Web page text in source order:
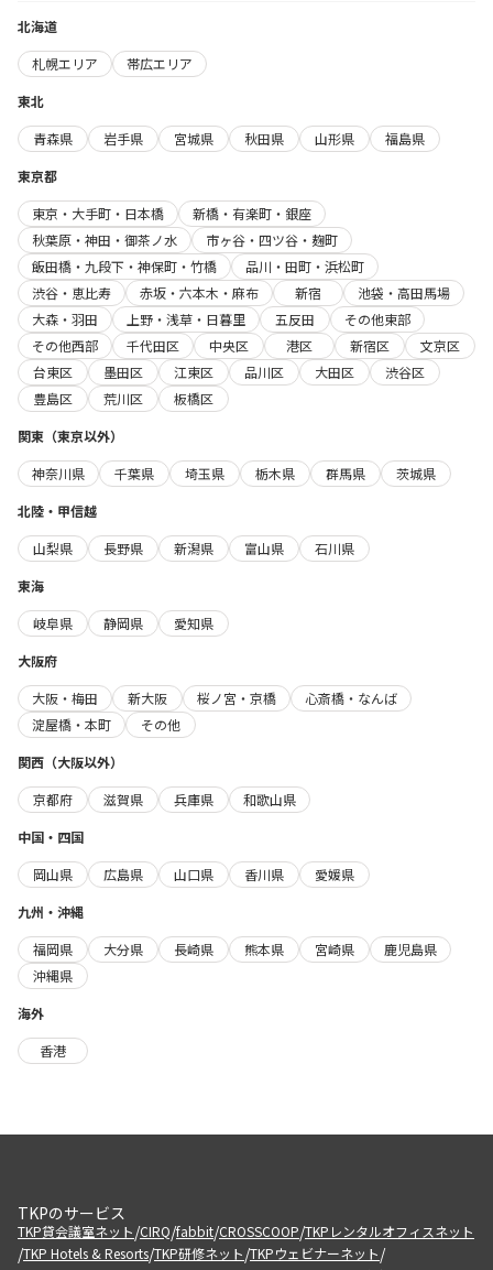
北海道
札幌エリア
帯広エリア
東北
青森県
岩手県 宮城県 秋田県 山形県
福島県
東京都
東京・大手町・日本橋
新橋・有楽町・銀座
秋葉原・神田・御茶ノ水
市ヶ谷・四ツ谷・麹町
飯田橋・九段下・神保町・竹橋
品川・田町・浜松町
渋谷・恵比寿
赤坂・六本木・麻布 新宿
池袋・高田馬場
大森・羽田
上野・浅草・日暮里 五反田
その他東部
その他西部
千代田区 中央区 港区 新宿区
文京区
台東区
墨田区 江東区 品川区 大田区
渋谷区
豊島区
荒川区
板橋区
関東（東京以外）
神奈川県
千葉県 埼玉県 栃木県 群馬県
茨城県
北陸・甲信越
山梨県
長野県 新潟県 富山県
石川県
東海
岐阜県
静岡県
愛知県
大阪府
大阪・梅田
新大阪 桜ノ宮・京橋
心斎橋・なんば
淀屋橋・本町
その他
関西（大阪以外）
京都府
滋賀県 兵庫県
和歌山県
中国・四国
岡山県
広島県 山口県 香川県
愛媛県
九州・沖縄
福岡県
大分県 長崎県 熊本県 宮崎県
鹿児島県
沖縄県
海外
香港
TKPのサービス
TKP貸会議室ネット/CIRQ/fabbit/CROSSCOOP/TKPレンタルオフィスネット
/TKP Hotels & Resorts/TKP研修ネット/TKPウェビナーネット/